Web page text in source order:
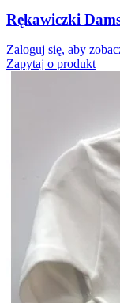
Rękawiczki
Zaloguj się, aby
Zapytaj o produkt